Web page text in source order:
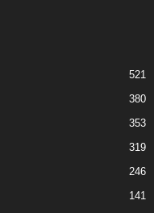
521
380
353
319
246
141